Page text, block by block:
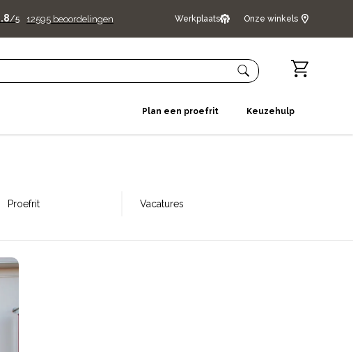
/5 12595 beoordelingen Werkplaats Onze winkels
Plan een proefrit Keuzehulp
Proefrit Vacatures